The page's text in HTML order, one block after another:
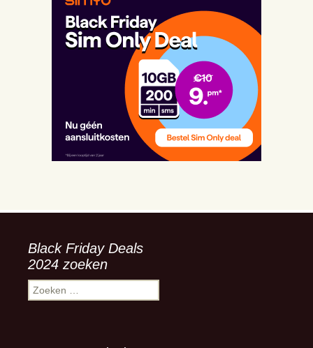
Black Friday Deals
2024 zoeken
Zoeken
naar: